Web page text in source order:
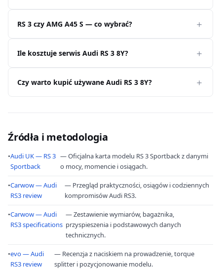
RS 3 czy AMG A45 S — co wybrać?
Ile kosztuje serwis Audi RS 3 8Y?
Czy warto kupić używane Audi RS 3 8Y?
Źródła i metodologia
•Audi UK — RS 3
Sportback
— Oficjalna karta modelu RS 3 Sportback z danymi
o mocy, momencie i osiągach.
•Carwow — Audi
RS3 review
— Przegląd praktyczności, osiągów i codziennych
kompromisów Audi RS3.
•Carwow — Audi
RS3 specifications
— Zestawienie wymiarów, bagażnika,
przyspieszenia i podstawowych danych
technicznych.
•evo — Audi
RS3 review
— Recenzja z naciskiem na prowadzenie, torque
splitter i pozycjonowanie modelu.